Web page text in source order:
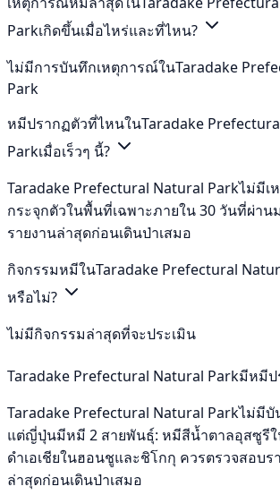
Parkเกิดขึ้นเมื่อไหร่และที่ไหน?
ไม่มีการบันทึกเหตุการณ์ในTaradake
Park
หมีปรากฏตัวที่ไหนในTaradake
Parkเมื่อเร็วๆ นี้?
Taradake Prefectural Natural Parkไม่มี
กระจุกตัวในพื้นที่เฉพาะภายใน 30 วันที่ผ่าน
รายงานล่าสุดก่อนเดินป่าเสมอ
กิจกรรมหมีในTaradake Prefectural
หรือไม่?
ไม่มีกิจกรรมล่าสุดที่จะประเมิน
Taradake Prefectural Natural Parkมีหมีป
Taradake Prefectural Natural Parkไม่มี
แต่ญี่ปุ่นมีหมี 2 สายพันธุ์: หมีสีน้ำตาลอุสซูรี
ดำเอเชียในฮอนชูและชิโกกุ ควรตรวจสอบร
ล่าสุดก่อนเดินป่าเสมอ